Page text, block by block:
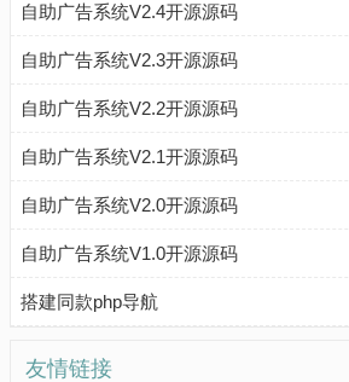
自助广告系统V2.4开源源码
自助广告系统V2.3开源源码
自助广告系统V2.2开源源码
自助广告系统V2.1开源源码
自助广告系统V2.0开源源码
自助广告系统V1.0开源源码
搭建同款php导航
友情链接